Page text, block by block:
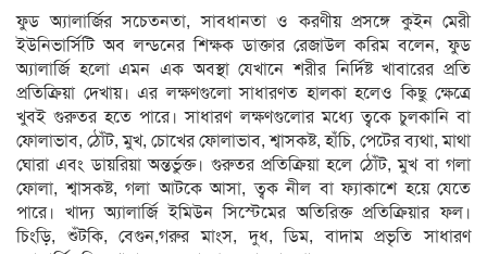
ফুড অ্যালার্জির সচেতনতা, সাবধানতা ও করণীয় প্রসঙ্গে কুইন মেরী
ইউনিভার্সিটি অব লন্ডনের শিক্ষক ডাক্তার রেজাউল করিম বলেন, ফুড
অ্যালার্জি হলো এমন এক অবস্থা যেখানে শরীর নির্দিষ্ট খাবারের প্রতি
প্রতিক্রিয়া দেখায়। এর লক্ষণগুলো সাধারণত হালকা হলেও কিছু ক্ষেত্রে
খুবই গুরুতর হতে পারে। সাধারণ লক্ষণগুলোর মধ্যে ত্বকে চুলকানি বা
ফোলাভাব, ঠোঁট, মুখ, চোখের ফোলাভাব, শ্বাসকষ্ট, হাঁচি, পেটের ব্যথা, মাথা
ঘোরা এবং ডায়রিয়া অন্তর্ভুক্ত। গুরুতর প্রতিক্রিয়া হলে ঠোঁট, মুখ বা গলা
ফোলা, শ্বাসকষ্ট, গলা আটকে আসা, ত্বক নীল বা ফ্যাকাশে হয়ে যেতে
পারে। খাদ্য অ্যালার্জি ইমিউন সিস্টেমের অতিরিক্ত প্রতিক্রিয়ার ফল।
চিংড়ি, শুঁটকি, বেগুন,গরুর মাংস, দুধ, ডিম, বাদাম প্রভৃতি সাধারণ